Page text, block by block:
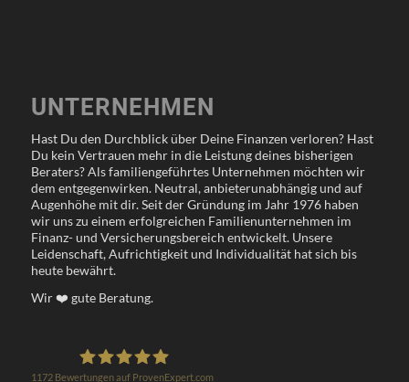
UNTERNEHMEN
Hast Du den Durchblick über Deine Finanzen verloren? Hast
Du kein Vertrauen mehr in die Leistung deines bisherigen
Beraters? Als familiengeführtes Unternehmen möchten wir
dem entgegenwirken. Neutral, anbieterunabhängig und auf
Augenhöhe mit dir. Seit der Gründung im Jahr 1976 haben
wir uns zu einem erfolgreichen Familienunternehmen im
Finanz- und Versicherungsbereich entwickelt. Unsere
Leidenschaft, Aufrichtigkeit und Individualität hat sich bis
heute bewährt.
Wir❤️ gute Beratung.
1172Bewertungen auf ProvenExpert.com